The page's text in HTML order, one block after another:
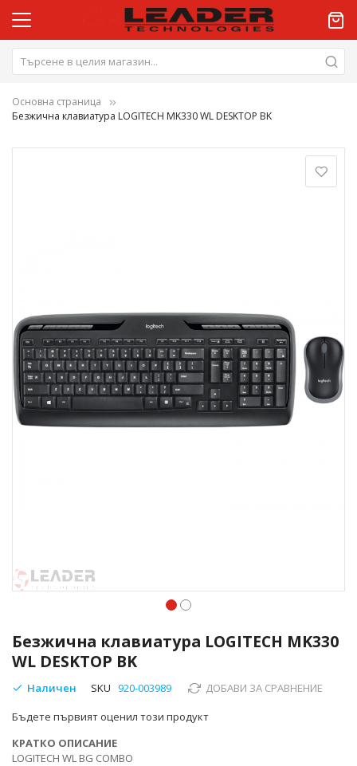
Основна страница
Безжична клавиатура LOGITECH MK330 WL DESKTOP BK
Безжична клавиатура LOGITECH MK330
WL DESKTOP BK
Наличен SKU 920-003989 ДОБАВИ ЗА СРАВНЕНИЕ
Бъдете първият оценил този продукт
КРАТКО ОПИСАНИЕ
LOGITECH WL BG COMBO
към
началото
на
галерия
снимки